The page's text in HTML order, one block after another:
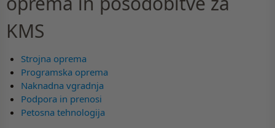
KMS
Strojna oprema
Programska oprema
Naknadna vgradnja
Podpora in prenosi
Petosna tehnologija